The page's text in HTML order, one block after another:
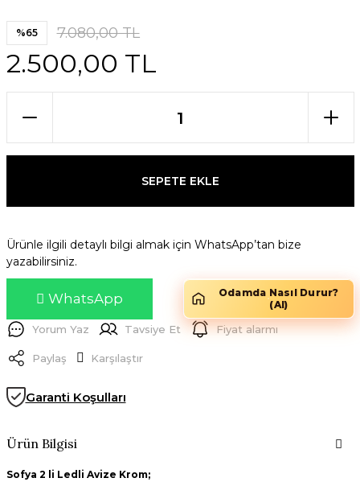
%65 7.080,00 TL
2.500,00 TL
SEPETE EKLE
Ürünle ilgili detaylı bilgi almak için WhatsApp’tan bize
yazabilirsiniz.
WhatsApp
Odamda Nasıl Durur?
(AI)
Yorum Yaz Tavsiye Et Fiyat alarmı
Paylaş Karşılaştır
Garanti Koşulları
Ürün Bilgisi
Sofya 2 li Ledli Avize Krom;